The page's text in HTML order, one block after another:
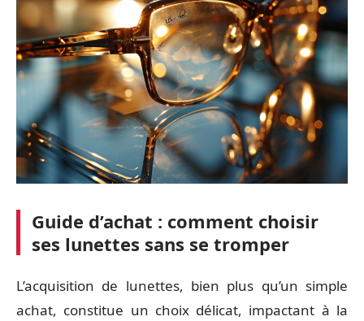
Guide d’achat : comment choisir
ses lunettes sans se tromper
L’acquisition de lunettes, bien plus qu’un simple
achat, constitue un choix délicat, impactant à la